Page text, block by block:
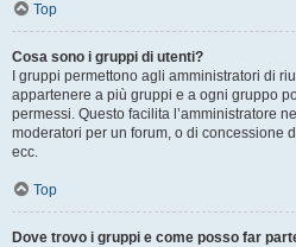
Top
Cosa sono i gruppi di utenti?
I gruppi permettono agli amministratori di
appartenere a più gruppi e a ogni gruppo
permessi. Questo facilita l’amministratore
moderatori per un forum, o di concessione
ecc.
Top
Dove trovo i gruppi e come posso far